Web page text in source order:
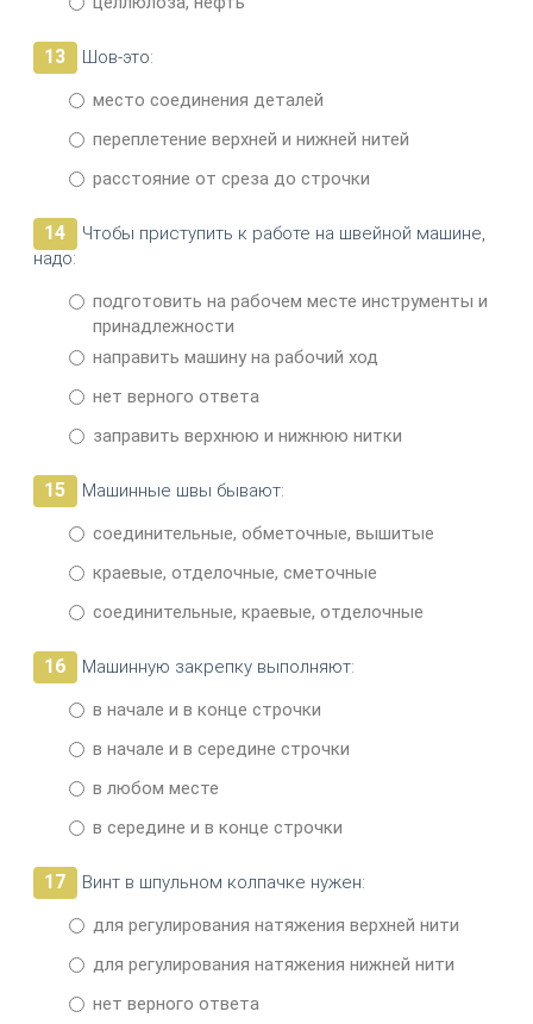
13
Шов-это:
место соединения деталей
переплетение верхней и нижней нитей
расстояние от среза до строчки
14
Чтобы приступить к работе на швейной машине,
надо:
подготовить на рабочем месте инструменты и
принадлежности
направить машину на рабочий ход
нет верного ответа
заправить верхнюю и нижнюю нитки
15
Машинные швы бывают:
соединительные, обметочные, вышитые
краевые, отделочные, сметочные
соединительные, краевые, отделочные
16
Машинную закрепку выполняют:
в начале и в конце строчки
в начале и в середине строчки
в любом месте
в середине и в конце строчки
17
Винт в шпульном колпачке нужен:
для регулирования натяжения верхней нити
для регулирования натяжения нижней нити
нет верного ответа